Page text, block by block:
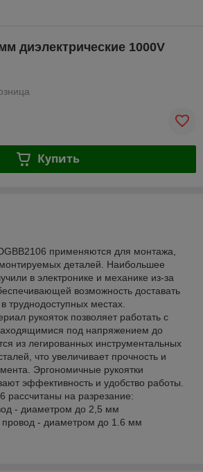
диэлектрические 1000V
Купить
применяются для монтажа,
деталей. Наибольшее
в электронике и механике из-за
возможность доставать
труднодоступных местах.
рукояток позволяет работать с
под напряжением до
из легированных инструментальных
что увеличивает прочность и
Эргономичные рукоятки
эффективность и удобство работы.
рассчитаны на разрезание:
- диаметром до 2,5 мм
провод - диаметром до 1.6 мм